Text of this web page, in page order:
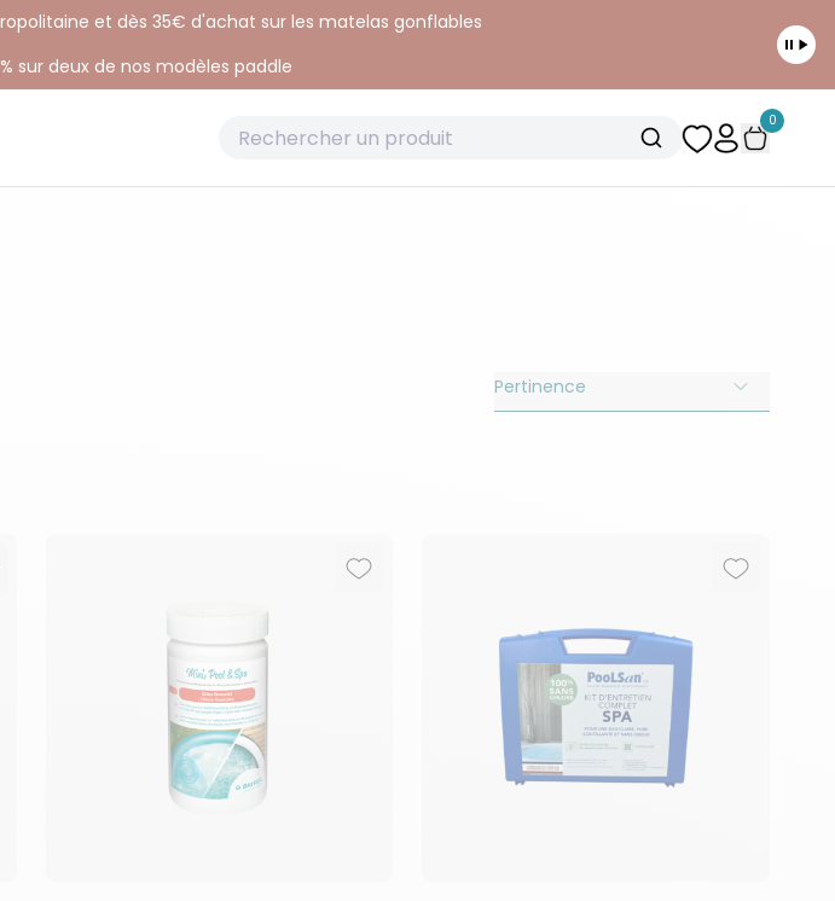
et dès 35€ d'achat sur les matelas gonflables
sur deux de nos modèles paddle
0
Pertinence
aux favoris
des favoris Ajouter aux favoris
Supprimer des favoris Ajouter